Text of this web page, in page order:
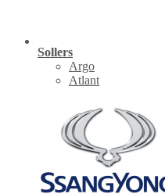
Sollers
Argo
Atlant